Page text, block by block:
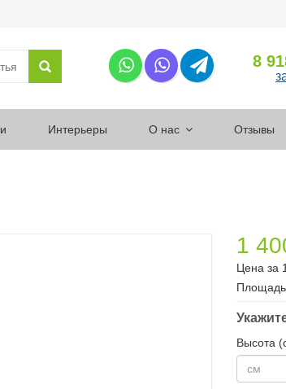
8
Интерьеры О нас Отзывы
1
Цена за
Площадь
Высота